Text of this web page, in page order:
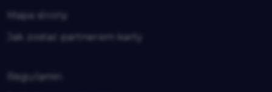
Mapa strony
Jak zostać partnerem karty
Regulamin